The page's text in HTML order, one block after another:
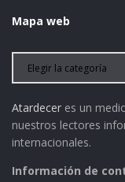
Mapa web
Atardecer es un
nuestros lectores
internacionales.
Información de